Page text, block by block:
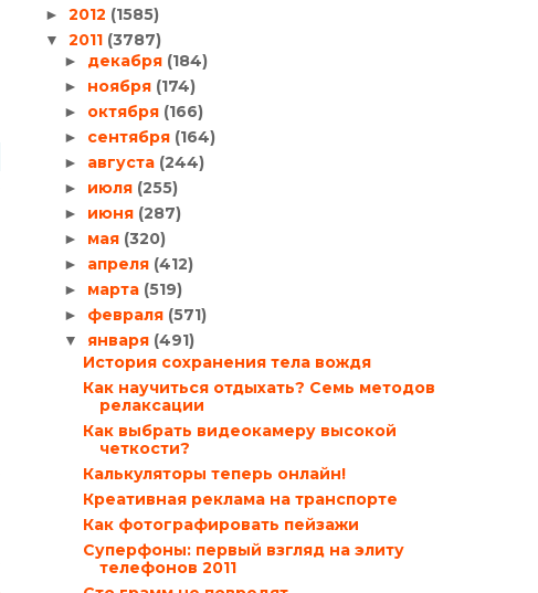
► 2012 (1585)
▼ 2011 (3787)
► декабря (184)
► ноября (174)
► октября (166)
► сентября (164)
► августа (244)
► июля (255)
► июня (287)
► мая (320)
► апреля (412)
► марта (519)
► февраля (571)
▼ января (491)
История сохранения тела вождя
Как научиться отдыхать? Семь методов
релаксации
Как выбрать видеокамеру высокой
четкости?
Калькуляторы теперь онлайн!
Креативная реклама на транспорте
Как фотографировать пейзажи
Суперфоны: первый взгляд на элиту
телефонов 2011